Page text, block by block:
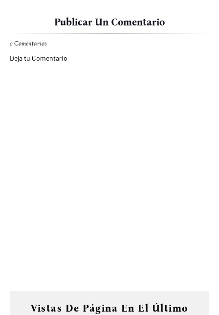
Publicar Un Comentario
0 Comentarios
Deja tu Comentario
Vistas De Página En El Último